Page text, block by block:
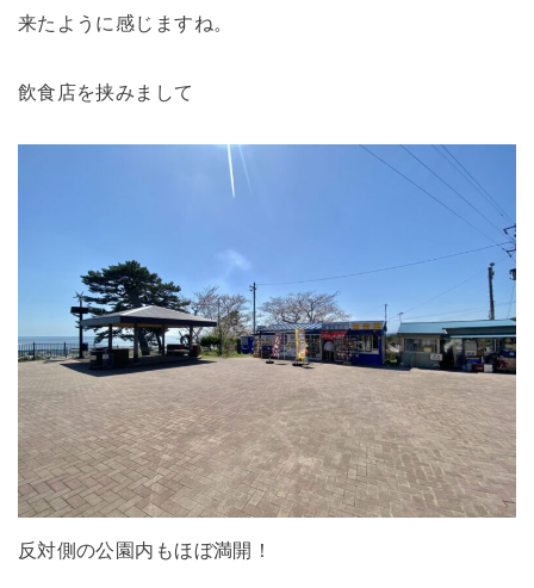
来たように感じますね。
飲食店を挟みまして
反対側の公園内もほぼ満開！